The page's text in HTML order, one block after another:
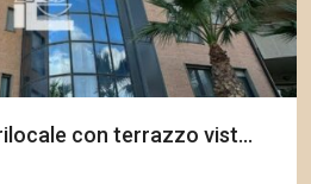
con terrazzo vist...